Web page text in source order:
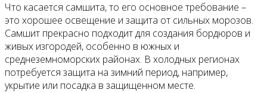
Что касается самшита, то его основное требование –
это хорошее освещение и защита от сильных морозов.
Самшит прекрасно подходит для создания бордюров и
живых изгородей, особенно в южных и
среднеземноморских районах. В холодных регионах
потребуется защита на зимний период, например,
укрытие или посадка в защищенном месте.